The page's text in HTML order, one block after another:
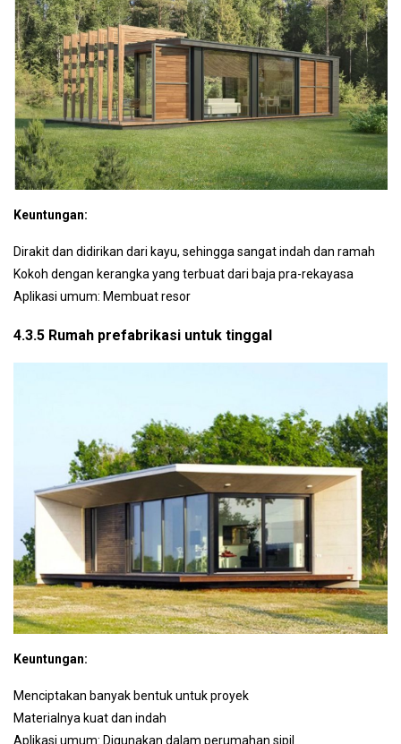
Keuntungan:
Dirakit dan didirikan dari kayu, sehingga sangat indah dan ramah
Kokoh dengan kerangka yang terbuat dari baja pra-rekayasa
Aplikasi umum: Membuat resor
4.3.5 Rumah prefabrikasi untuk tinggal
Keuntungan:
Menciptakan banyak bentuk untuk proyek
Materialnya kuat dan indah
Aplikasi umum: Digunakan dalam perumahan sipil